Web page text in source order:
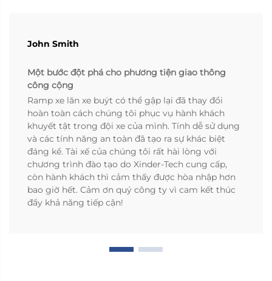
John Smith
Một bước đột phá cho phương tiện giao thông
công cộng
Ramp xe lăn xe buýt có thể gập lại đã thay đổi
hoàn toàn cách chúng tôi phục vụ hành khách
khuyết tật trong đội xe của mình. Tính dễ sử dụng
và các tính năng an toàn đã tạo ra sự khác biệt
đáng kể. Tài xế của chúng tôi rất hài lòng với
chương trình đào tạo do Xinder-Tech cung cấp,
còn hành khách thì cảm thấy được hòa nhập hơn
bao giờ hết. Cảm ơn quý công ty vì cam kết thúc
đẩy khả năng tiếp cận!